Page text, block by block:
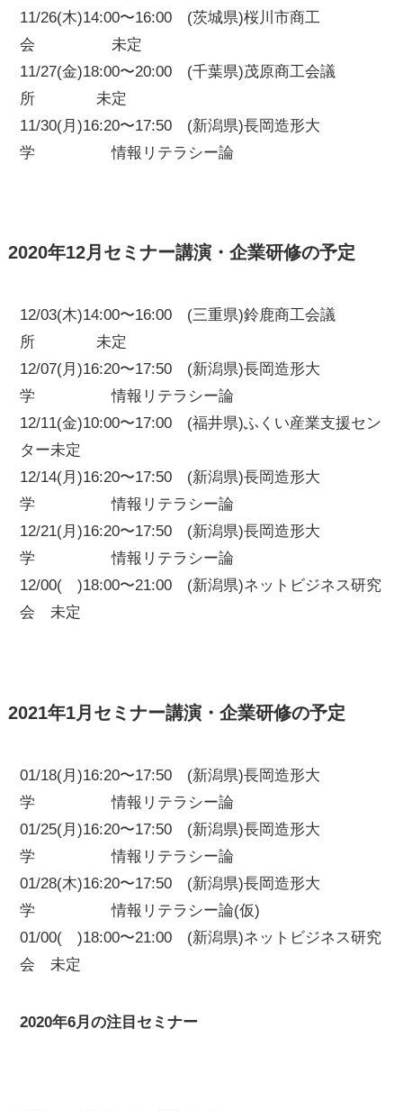
11/26(木)14:00〜16:00 (茨城県)桜川市商工
会 未定
11/27(金)18:00〜20:00 (千葉県)茂原商工会議
所 未定
11/30(月)16:20〜17:50 (新潟県)長岡造形大
学 情報リテラシー論
2020年12月セミナー講演・企業研修の予定
12/03(木)14:00〜16:00 (三重県)鈴鹿商工会議
所 未定
12/07(月)16:20〜17:50 (新潟県)長岡造形大
学 情報リテラシー論
12/11(金)10:00〜17:00 (福井県)ふくい産業支援セン
ター未定
12/14(月)16:20〜17:50 (新潟県)長岡造形大
学 情報リテラシー論
12/21(月)16:20〜17:50 (新潟県)長岡造形大
学 情報リテラシー論
12/00( )18:00〜21:00 (新潟県)ネットビジネス研究
会 未定
2021年1月セミナー講演・企業研修の予定
01/18(月)16:20〜17:50 (新潟県)長岡造形大
学 情報リテラシー論
01/25(月)16:20〜17:50 (新潟県)長岡造形大
学 情報リテラシー論
01/28(木)16:20〜17:50 (新潟県)長岡造形大
学 情報リテラシー論(仮)
01/00( )18:00〜21:00 (新潟県)ネットビジネス研究
会 未定
2020年6月の注目セミナー